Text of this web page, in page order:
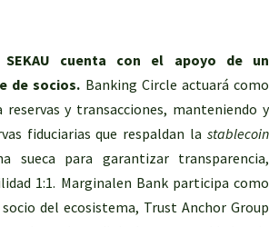
cuenta con el apoyo de un
de socios. Banking Circle actuará como
reservas y transacciones, manteniendo y
fiduciarias que respaldan la stablecoin
sueca para garantizar transparencia,
1:1. Marginalen Bank participa como
del ecosistema, Trust Anchor Group